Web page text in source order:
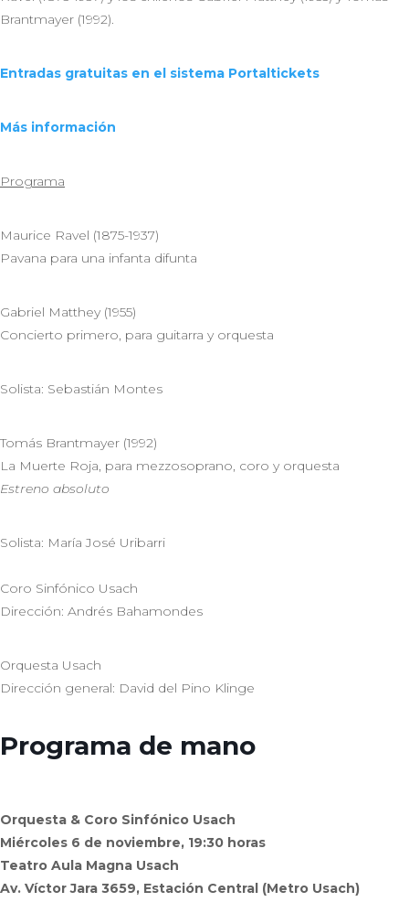
Brantmayer (1992).
Entradas gratuitas en el sistema Portaltickets
Más información
Programa
Maurice Ravel (1875-1937)
Pavana para una infanta difunta
Gabriel Matthey (1955)
Concierto primero, para guitarra y orquesta
Solista: Sebastián Montes
Tomás Brantmayer (1992)
La Muerte Roja, para mezzosoprano, coro y orquesta
Estreno absoluto
Solista: María José Uribarri
Coro Sinfónico Usach
Dirección: Andrés Bahamondes
Orquesta Usach
Dirección general: David del Pino Klinge
Programa de mano
Orquesta & Coro Sinfónico Usach
Miércoles 6 de noviembre, 19:30 horas
Teatro Aula Magna Usach
Av. Víctor Jara 3659, Estación Central (Metro Usach)